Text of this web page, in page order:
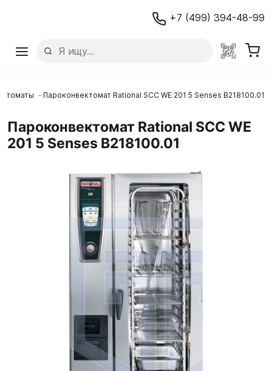
+7 (499) 394-48-99
Пароконвектомат Rational SCC WE 201 5 Senses B218100.01
Пароконвектомат Rational SCC WE
201 5 Senses B218100.01